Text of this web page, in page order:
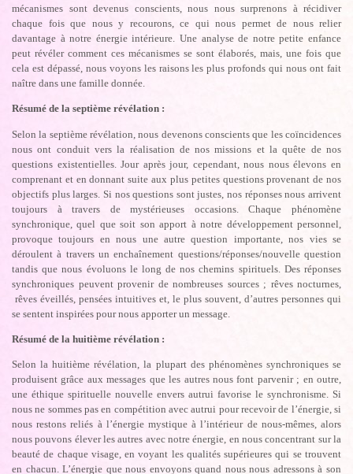
mécanismes sont devenus conscients, nous nous surprenons à récidiver
chaque fois que nous y recourons, ce qui nous permet de nous relier
davantage à notre énergie intérieure. Une analyse de notre petite enfance
peut révéler comment ces mécanismes se sont élaborés, mais, une fois que
cela est dépassé, nous voyons les raisons les plus profonds qui nous ont fait
naître dans une famille donnée.
Résumé de la septième révélation :
Selon la septième révélation, nous devenons conscients que les coïncidences
nous ont conduit vers la réalisation de nos missions et la quête de nos
questions existentielles. Jour après jour, cependant, nous nous élevons en
comprenant et en donnant suite aux plus petites questions provenant de nos
objectifs plus larges. Si nos questions sont justes, nos réponses nous arrivent
toujours à travers de mystérieuses occasions. Chaque phénomène
synchronique, quel que soit son apport à notre développement personnel,
provoque toujours en nous une autre question importante, nos vies se
déroulent à travers un enchaînement questions/réponses/nouvelle question
tandis que nous évoluons le long de nos chemins spirituels. Des réponses
synchroniques peuvent provenir de nombreuses sources ; rêves nocturnes,
rêves éveillés, pensées intuitives et, le plus souvent, d’autres personnes qui
se sentent inspirées pour nous apporter un message.
Résumé de la huitième révélation :
Selon la huitième révélation, la plupart des phénomènes synchroniques se
produisent grâce aux messages que les autres nous font parvenir ; en outre,
une éthique spirituelle nouvelle envers autrui favorise le synchronisme. Si
nous ne sommes pas en compétition avec autrui pour recevoir de l’énergie, si
nous restons reliés à l’énergie mystique à l’intérieur de nous-mêmes, alors
nous pouvons élever les autres avec notre énergie, en nous concentrant sur la
beauté de chaque visage, en voyant les qualités supérieures qui se trouvent
en chacun. L’énergie que nous envoyons quand nous nous adressons à son